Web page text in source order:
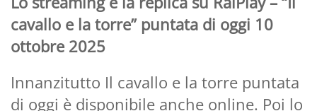
cavallo e la torre” puntata di oggi 10
ottobre 2025
Innanzitutto Il cavallo e la torre puntata
di oggi è disponibile anche online. Poi lo